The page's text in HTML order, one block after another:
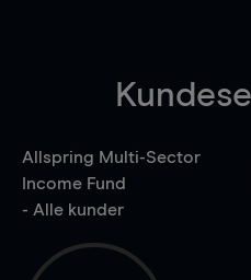
Allspring Multi-Sector
Income Fund
- Alle kunder